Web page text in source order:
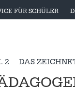
FÜR SCHÜLER
2 DAS